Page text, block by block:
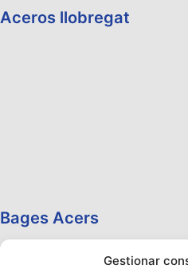
Gestionar
Aceros llobregat
Bages Acers